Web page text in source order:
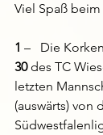
Viel Spaß beim
1 –   Die
30 des TC
letzten
(auswärts) von